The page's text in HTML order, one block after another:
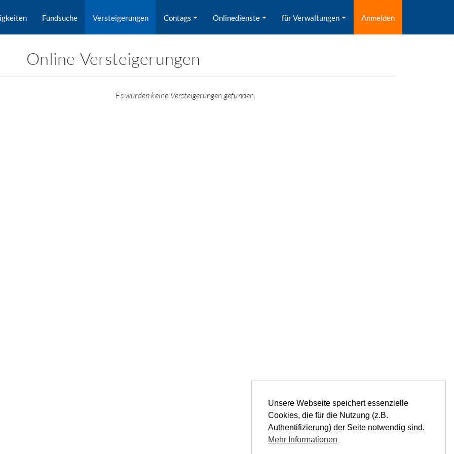
Unsere Webseite speichert essenzielle
Cookies, die für die Nutzung (z.B.
Authentifizierung) der Seite notwendig sind.
Mehr Informationen
Fundsuche Versteigerungen Contags Onlinedienste für Verwaltungen Anmelden
Online-Versteigerungen
nach Orten gesucht.
Es wurden keine Versteigerungen gefunden.